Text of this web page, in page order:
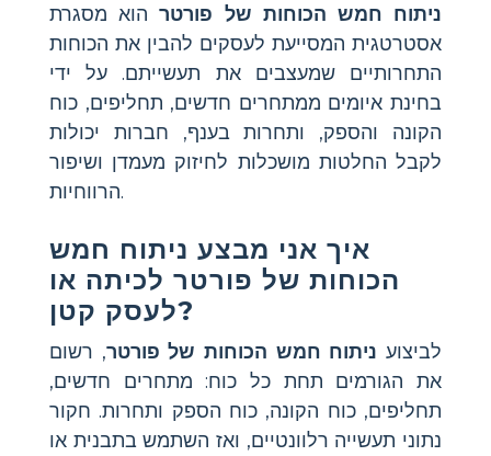
ניתוח חמש הכוחות של פורטרהוא מסגרת
אסטרטגית המסייעת לעסקים להבין את הכוחות
התחרותיים שמעצבים את תעשייתם. על ידי
בחינת איומים ממתחרים חדשים, תחליפים, כוח
הקונה והספק, ותחרות בענף, חברות יכולות
לקבל החלטות מושכלות לחיזוק מעמדן ושיפור
הרווחיות.
איך אני מבצע ניתוח חמש
הכוחות של פורטר לכיתה או
לעסק קטן?
לביצוע ניתוח חמש הכוחות של פורטר, רשום
את הגורמים תחת כל כוח: מתחרים חדשים,
תחליפים, כוח הקונה, כוח הספק ותחרות. חקור
נתוני תעשייה רלוונטיים, ואז השתמש בתבנית או